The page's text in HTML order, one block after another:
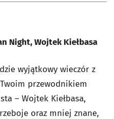
Night, Wojtek Kiełbasa
wyjątkowy wieczór z
przewodnikiem
– Wojtek Kiełbasa,
oraz mniej znane,